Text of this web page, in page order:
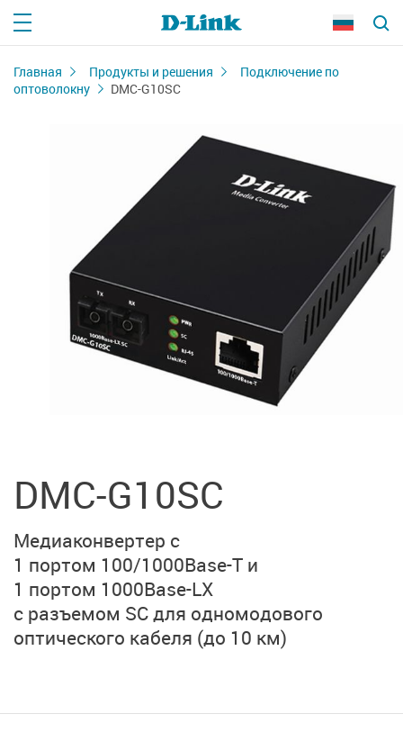
Главная Продукты и решения
Подключение по
оптоволокну
DMC-G10SC
DMC-G10SC
Медиаконвертер с
1 портом 100/1000Base-T и
1 портом 1000Base-LX
с разъемом SC для одномодового
оптического кабеля (до 10 км)